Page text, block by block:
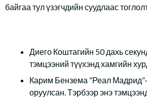
байгаа тул үзэгчдийн суудлаас
Диего Коштагийн 50 дахь
тэмцээний түүхэнд хамгийн
Карим Бензема “Реал
оруулсан. Тэрбээр энэ